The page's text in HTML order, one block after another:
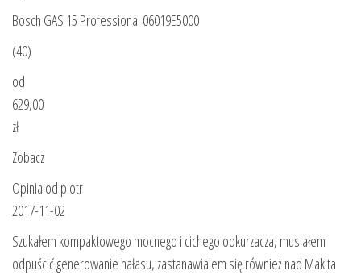
Bosch GAS 15 Professional 06019E5000
(40)
od
629,00
zł
Zobacz
Opinia od piotr
2017-11-02
Szukałem kompaktowego mocnego i cichego odkurzacza, musiałem
odpuścić generowanie hałasu, zastanawialem się również nad Makita